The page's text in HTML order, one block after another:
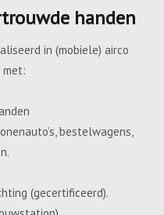
handen
in (mobiele) airco
met:
bestelwagens,
(gecertificeerd).